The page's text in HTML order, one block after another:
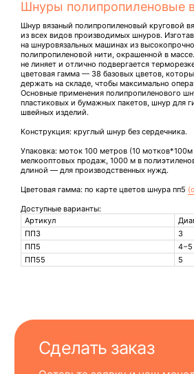
Шнуры полипропиленовые
Шнур вязаный полипропиленовый круговой
из всех видов производимых шнуров.
на шнуровязальных машинах из
полипропиленовой нити, окрашенной в
не линяет и отлично подвергается
цветовая гамма — 38 базовых цветов,
держать на складе, чтобы максимально
Основные применения полипропиленового
пластиковых и бумажных пакетов, шнур для
швейных изделий.
Конструкция: круглый шнур без сердечника.
Упаковка: моток 100 метров (10
мелкооптовых продаж, 1000 м в
длиной — для производственных нужд.
Цветовая гамма: по карте цветов шнура пп5
Доступные варианты:
Артикул
ПП3
3
ПП5
4−5
ПП55
5
Сделать заказ
с вами или позвоните по номеру